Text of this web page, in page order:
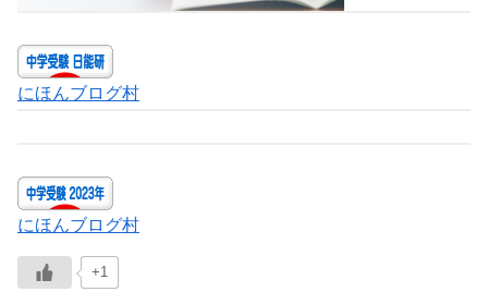
にほんブログ村
にほんブログ村
+1